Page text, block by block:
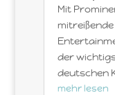
Mit
der
deutschen
mehr lesen